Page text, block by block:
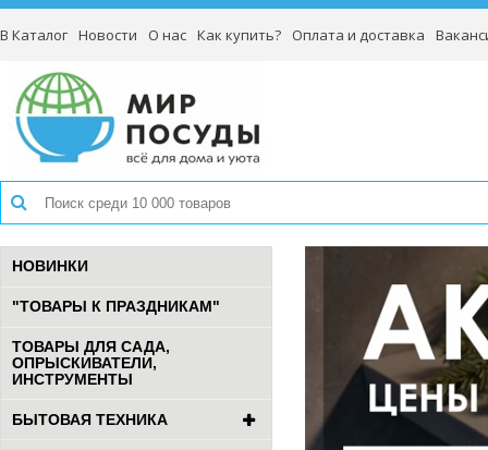
В Каталог Новости О нас Как купить? Оплата и доставка
НОВИНКИ
"ТОВАРЫ К ПРАЗДНИКАМ"
ТОВАРЫ ДЛЯ САДА,
ОПРЫСКИВАТЕЛИ,
ИНСТРУМЕНТЫ
БЫТОВАЯ ТЕХНИКА